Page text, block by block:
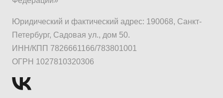
Юридический и фактический адрес: 190068, Санкт-
Петербург, Садовая ул., дом 50.
ИНН/КПП 7826661166/783801001
ОГРН 1027810320306